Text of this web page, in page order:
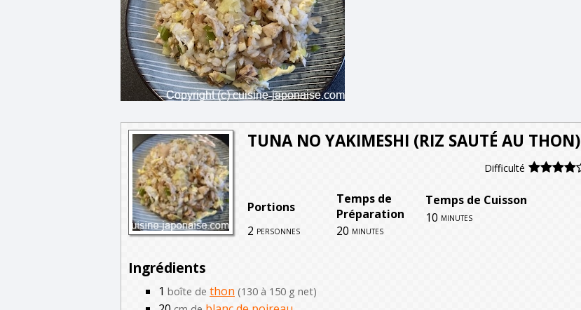
TUNA NO YAKIMESHI (RIZ SAUTÉ AU THON)
Difficulté
Portions
Temps de
Préparation
2 personnes 20 minutes
Temps de Cuisson
10 minutes
Ingrédients
1 boîte de thon (130 à 150 g net)